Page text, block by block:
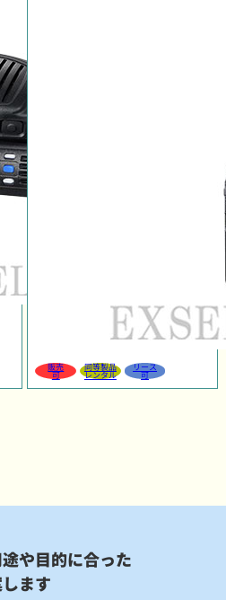
販売
可
同等製品
レンタル
リース
可
や目的に合った
ます